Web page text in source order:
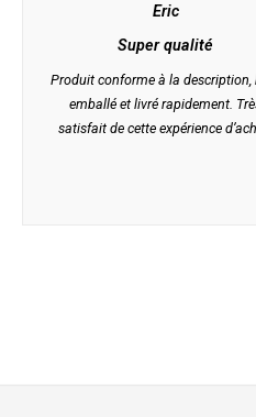
Eric
Super qualité
Produit conforme à la description,
emballé et livré rapidement.
satisfait de cette expérience